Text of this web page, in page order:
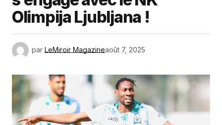
Olimpija Ljubljana !
par LeMiroir Magazineaoût 7, 2025